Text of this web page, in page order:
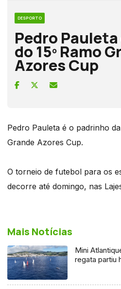
DESPORTO
Pedro
do 15º Ramo
Azores Cup
Pedro Pauleta é o padrinho
Grande Azores Cup.
O torneio de futebol para os
decorre até domingo, nas
Mais Notícias
Mini
regata partiu